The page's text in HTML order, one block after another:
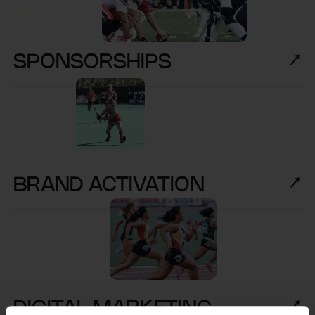
SPONSORSHIPS
BRAND ACTIVATION
DIGITAL MARKETING